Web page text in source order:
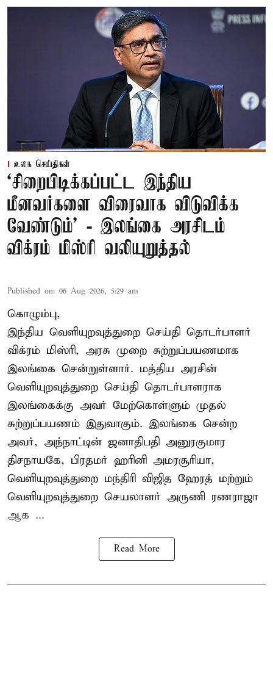
உலக செய்திகள்
‘சிறைபிடிக்கப்பட்ட இந்திய
மீனவர்களை விரைவாக விடுவிக்க
வேண்டும்' - இலங்கை அரசிடம்
விக்ரம் மிஸ்ரி வலியுறுத்தல்
Published on: 06 Aug 2026, 5:29 am
கொழும்பு,
இந்திய வெளியுறவுத்துறை செய்தி தொடர்பாளர்
விக்ரம் மிஸ்ரி, அரசு முறை சுற்றுப்பயணமாக
இலங்கை சென்றுள்ளார். மத்திய அரசின்
வெளியுறவுத்துறை செய்தி தொடர்பாளராக
இலங்கைக்கு அவர் மேற்கொள்ளும் முதல்
சுற்றுப்பயணம் இதுவாகும். இலங்கை சென்ற
அவர், அந்நாட்டின் ஜனாதிபதி அனுரகுமார
திசநாயகே, பிரதமர் ஹரினி அமரசூரியா,
வெளியுறவுத்துறை மந்திரி விஜித ஹேரத் மற்றும்
வெளியுறவுத்துறை செயலாளர் அருணி ரணராஜா
ஆக ...
Read More